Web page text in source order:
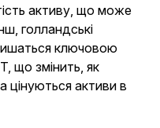
активу, що може
голландські
ключовою
що змінить, як
цінуються активи в